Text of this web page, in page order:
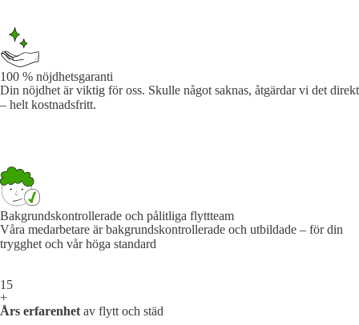
100 % nöjdhetsgaranti
Din nöjdhet är viktig för oss. Skulle något saknas, åtgärdar vi det direkt
– helt kostnadsfritt.
Bakgrundskontrollerade och pålitliga flyttteam
Våra medarbetare är bakgrundskontrollerade och utbildade – för din
trygghet och vår höga standard
15
+
Års erfarenhet av flytt och städ